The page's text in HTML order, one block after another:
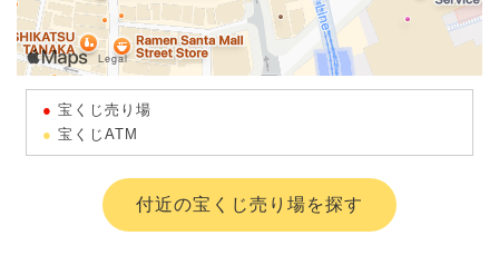
宝くじ売り場
宝くじATM
付近の宝くじ売り場を探す